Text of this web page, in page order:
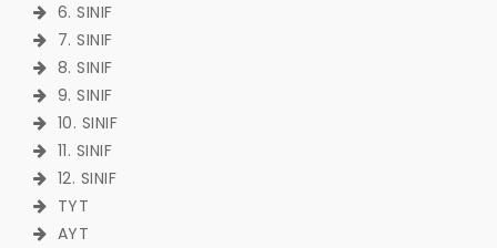
6. SINIF
7. SINIF
8. SINIF
9. SINIF
10. SINIF
11. SINIF
12. SINIF
TYT
AYT